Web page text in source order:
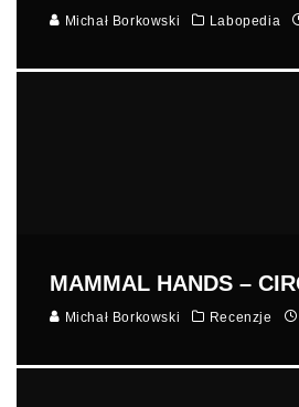
Michał Borkowski Labopedia
MAMMAL HANDS –
Michał Borkowski Recenzje